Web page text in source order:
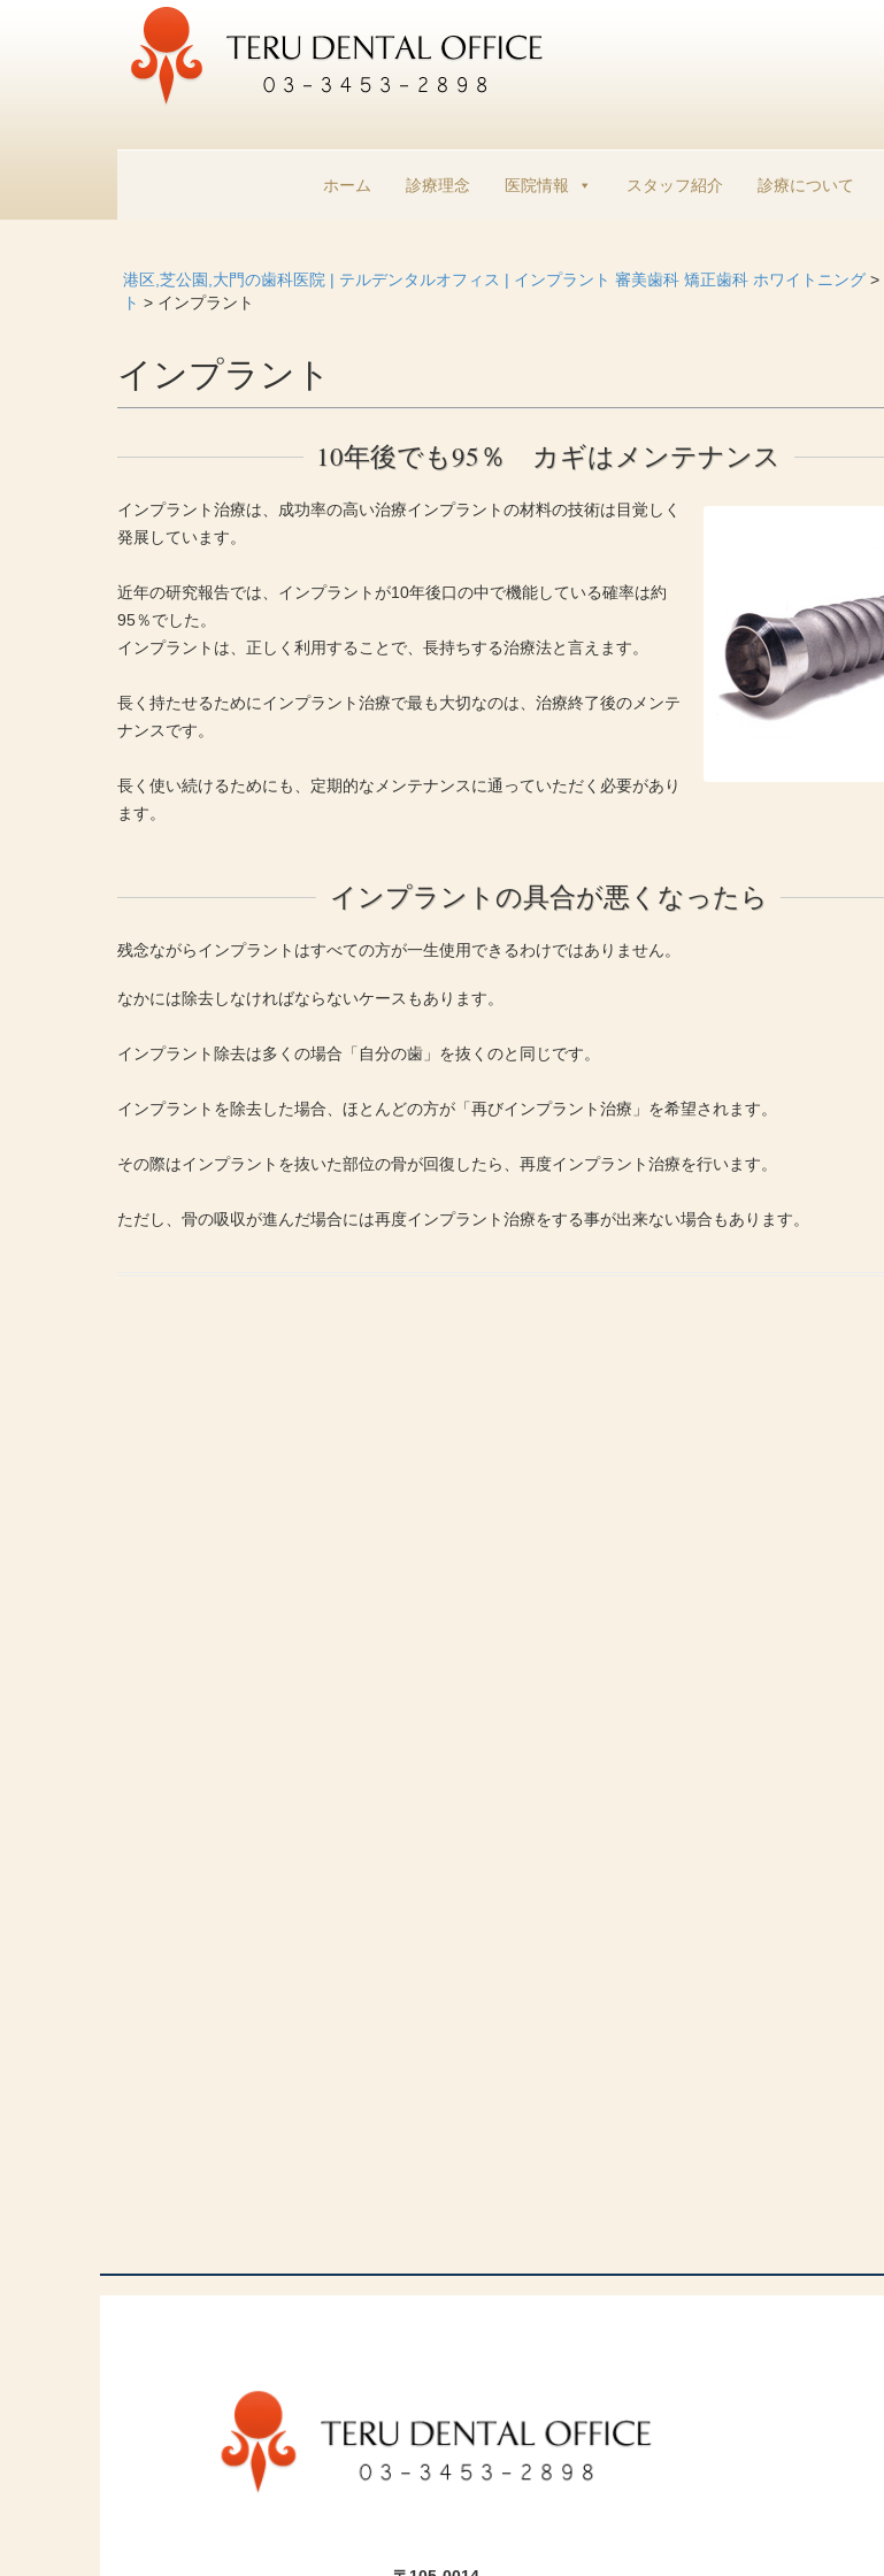
ン
へ
ホーム 診療理念 医院情報 スタッフ紹介 診療について
港区,芝公園,大門の歯科医院 | テルデンタルオフィス | インプラント 審美歯科 矯正歯科 ホワイトニング >
ト > インプラント
インプラント
10年後でも95％ カギはメンテナンス
インプラント治療は、成功率の高い治療インプラントの材料の技術は目覚しく
発展しています。
近年の研究報告では、インプラントが10年後口の中で機能している確率は約
95％でした。
インプラントは、正しく利用することで、長持ちする治療法と言えます。
長く持たせるためにインプラント治療で最も大切なのは、治療終了後のメンテ
ナンスです。
長く使い続けるためにも、定期的なメンテナンスに通っていただく必要があり
ます。
インプラントの具合が悪くなったら
残念ながらインプラントはすべての方が一生使用できるわけではありません。
なかには除去しなければならないケースもあります。
インプラント除去は多くの場合「自分の歯」を抜くのと同じです。
インプラントを除去した場合、ほとんどの方が「再びインプラント治療」を希望されます。
その際はインプラントを抜いた部位の骨が回復したら、再度インプラント治療を行います。
ただし、骨の吸収が進んだ場合には再度インプラント治療をする事が出来ない場合もあります。